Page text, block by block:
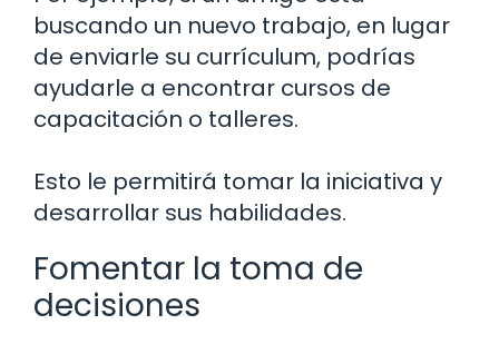
buscando un nuevo trabajo, en lugar
de enviarle su currículum, podrías
ayudarle a encontrar cursos de
capacitación o talleres.
Esto le permitirá tomar la iniciativa y
desarrollar sus habilidades.
Fomentar la toma de
decisiones